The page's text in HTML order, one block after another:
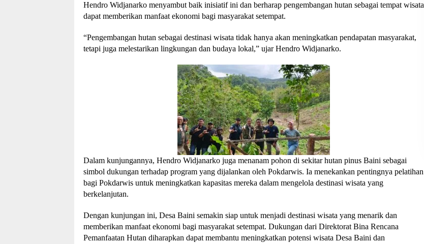
Hendro Widjanarko menyambut baik inisiatif ini dan berharap pengembangan hutan sebagai tempat wisata
dapat memberikan manfaat ekonomi bagi masyarakat setempat.
“Pengembangan hutan sebagai destinasi wisata tidak hanya akan meningkatkan pendapatan masyarakat,
tetapi juga melestarikan lingkungan dan budaya lokal,” ujar Hendro Widjanarko.
Dalam kunjungannya, Hendro Widjanarko juga menanam pohon di sekitar hutan pinus Baini sebagai
simbol dukungan terhadap program yang dijalankan oleh Pokdarwis. Ia menekankan pentingnya pelatihan
bagi Pokdarwis untuk meningkatkan kapasitas mereka dalam mengelola destinasi wisata yang
berkelanjutan.
Dengan kunjungan ini, Desa Baini semakin siap untuk menjadi destinasi wisata yang menarik dan
memberikan manfaat ekonomi bagi masyarakat setempat. Dukungan dari Direktorat Bina Rencana
Pemanfaatan Hutan diharapkan dapat membantu meningkatkan potensi wisata Desa Baini dan